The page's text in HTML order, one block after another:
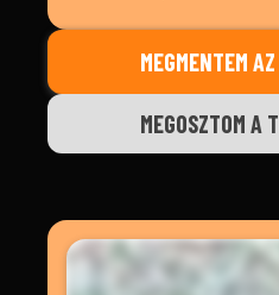
MEGMENTEM
MEGOSZTOM A